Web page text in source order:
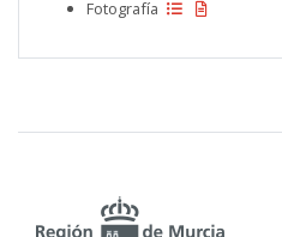
Fotografía